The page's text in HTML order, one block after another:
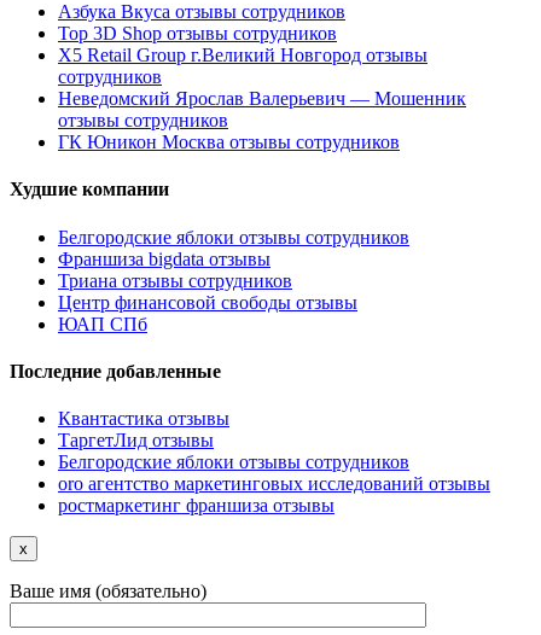
Азбука Вкуса отзывы сотрудников
Top 3D Shop отзывы сотрудников
X5 Retail Group г.Великий Новгород отзывы
сотрудников
Неведомский Ярослав Валерьевич — Мошенник
отзывы сотрудников
ГК Юникон Москва отзывы сотрудников
Худшие компании
Белгородские яблоки отзывы сотрудников
Франшиза bigdata отзывы
Триана отзывы сотрудников
Центр финансовой свободы отзывы
ЮАП СПб
Последние добавленные
Квантастика отзывы
ТаргетЛид отзывы
Белгородские яблоки отзывы сотрудников
oro агентство маркетинговых исследований отзывы
ростмаркетинг франшиза отзывы
x
Ваше имя (обязательно)